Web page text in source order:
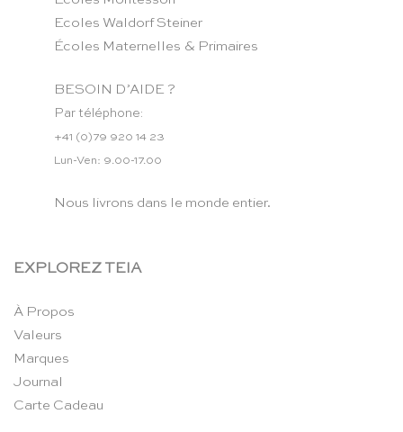
Ecoles Waldorf Steiner
Écoles Maternelles & Primaires
BESOIN D’AIDE ?
Par téléphone:
+41 (0)79 920 14 23
Lun-Ven: 9.00-17.00
Nous livrons dans le monde entier.
EXPLOREZ TEIA
À Propos
Valeurs
Marques
Journal
Carte Cadeau